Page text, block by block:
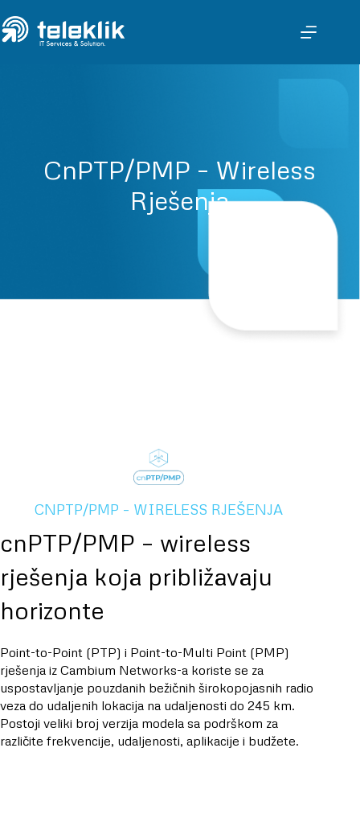
CnPTP/PMP – Wireless
Rješenja
CNPTP/PMP – WIRELESS RJEŠENJA
cnPTP/PMP – wireless
rješenja koja približavaju
horizonte
Point-to-Point (PTP) i Point-to-Multi Point (PMP)
rješenja iz Cambium Networks-a koriste se za
uspostavljanje pouzdanih bežičnih širokopojasnih radio
veza do udaljenih lokacija na udaljenosti do 245 km.
Postoji veliki broj verzija modela sa podrškom za
različite frekvencije, udaljenosti, aplikacije i budžete.